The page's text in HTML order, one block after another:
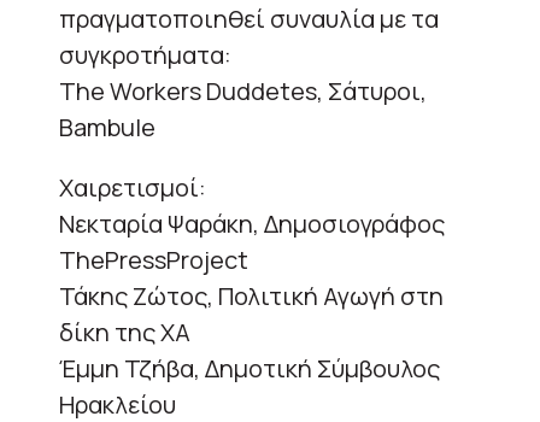
πραγματοποιηθεί συναυλία με τα
συγκροτήματα:
The Workers Duddetes, Σάτυροι,
Bambule
Χαιρετισμοί:
Νεκταρία Ψαράκη, Δημοσιογράφος
ThePressProject
Τάκης Ζώτος, Πολιτική Αγωγή στη
δίκη της ΧΑ
Έμμη Τζήβα, Δημοτική Σύμβουλος
Ηρακλείου